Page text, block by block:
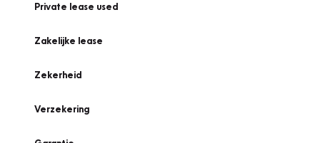
Private lease used
Zakelijke lease
Zekerheid
Verzekering